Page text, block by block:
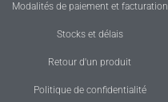
Modalités de paiement et facturation
Stocks et délais
Retour d'un produit
Politique de confidentialité